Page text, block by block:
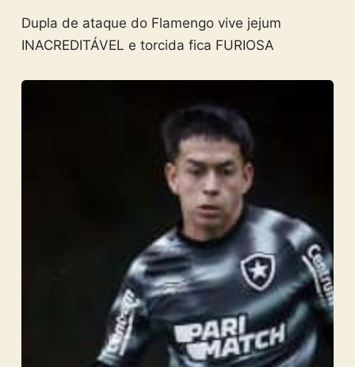
Dupla de ataque do Flamengo vive jejum
INACREDITÁVEL e torcida fica FURIOSA